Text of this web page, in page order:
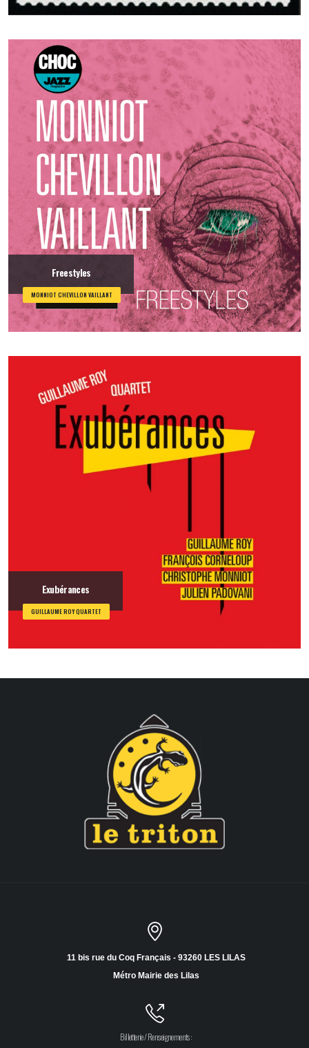
Freestyles
MONNIOT CHEVILLON VAILLANT
Exubérances
GUILLAUME ROY QUARTET
11 bis rue du Coq Français - 93260 LES LILAS
Métro Mairie des Lilas
Billetterie / Renseignements :